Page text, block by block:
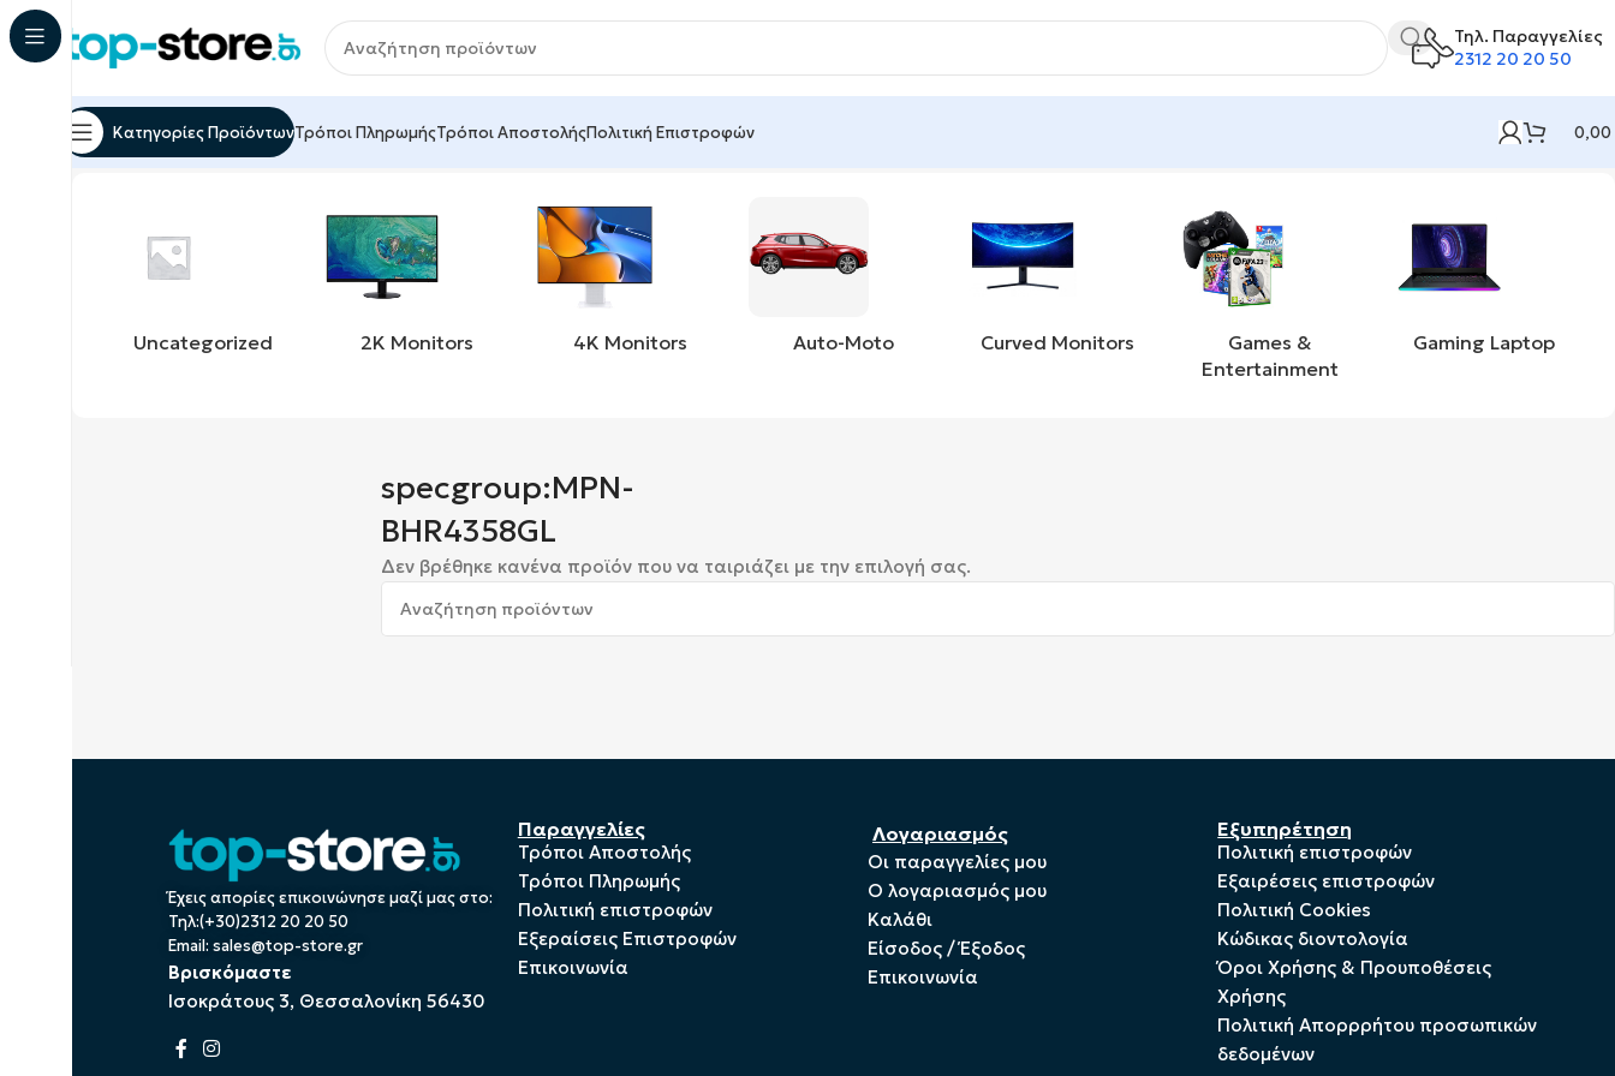
Τηλ. Παραγγελίες
2312 20 20 50
Κατηγορίες ΠροϊόντωνΤρόποι ΠληρωμήςΤρόποι ΑποστολήςΠολιτική Επιστροφών 0,00
Αρχική σελίδα Προϊόντα με ετικέτα “specgroup:MPN-BHR4358GL”
Uncategorized 2K Monitors 4K Monitors Auto-Moto Curved Monitors
Games &
Entertainment
Gaming Laptop
specgroup:MPN-
BHR4358GL
Δεν βρέθηκε κανένα προϊόν που να ταιριάζει με την επιλογή σας.
Έχεις απορίες επικοινώνησε μαζί μας στο:
Τηλ:(+30)2312 20 20 50
Email: sales@top-store.gr
Βρισκόμαστε
Ισοκράτους 3, Θεσσαλονίκη 56430
Παραγγελίες
Τρόποι Αποστολής
Τρόποι Πληρωμής
Πολιτική επιστροφών
Εξεραίσεις Επιστροφών
Επικοινωνία
Λογαριασμός
Οι παραγγελίες μου
Ο λογαριασμός μου
Καλάθι
Είσοδος / Έξοδος
Επικοινωνία
Εξυπηρέτηση
Πολιτική επιστροφών
Εξαιρέσεις επιστροφών
Πολιτική Cookies
Kώδικας διοντολογία
Όροι Χρήσης & Προυποθέσεις
Χρήσης
Πολιτική Απορρρήτου προσωπικών
δεδομένων